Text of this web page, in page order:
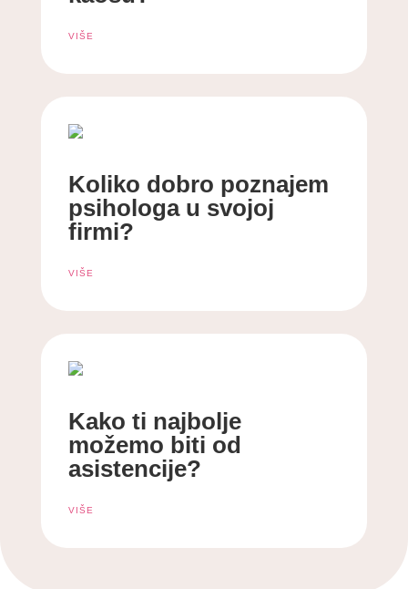
VIŠE
Koliko dobro poznajem
psihologa u svojoj
firmi?
VIŠE
Kako ti najbolje
možemo biti od
asistencije?
VIŠE